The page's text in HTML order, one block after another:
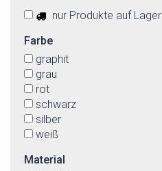
nur Produkte auf Lager
Farbe
graphit
grau
rot
schwarz
silber
weiß
Material